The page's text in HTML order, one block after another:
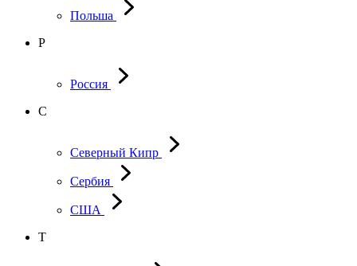
Польша
Р
Россия
С
Северный Кипр
Сербия
США
Т